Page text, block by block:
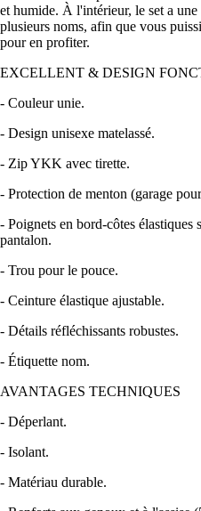
et humide. À l'intérieur, le set a
plusieurs noms, afin que vous
pour en profiter.
EXCELLENT & DESIGN
- Couleur unie.
- Design unisexe matelassé.
- Zip YKK avec tirette.
- Protection de menton (garage
- Poignets en bord-côtes élastiques
pantalon.
- Trou pour le pouce.
- Ceinture élastique ajustable.
- Détails réfléchissants robustes.
- Étiquette nom.
AVANTAGES TECHNIQUES
- Déperlant.
- Isolant.
- Matériau durable.